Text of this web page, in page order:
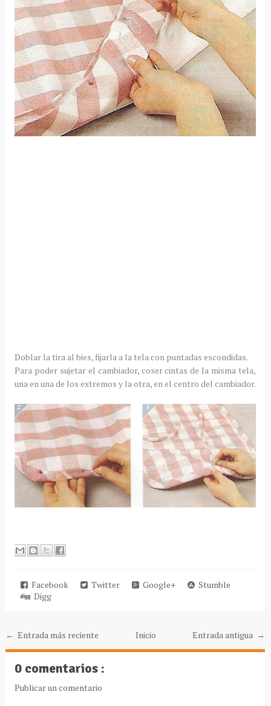
Doblar la tira al bies, fijarla a la tela con puntadas escondidas.
Para poder sujetar el cambiador, coser cintas de la misma tela,
una en una de los extremos y la otra, en el centro del cambiador.
Facebook Twitter Google+
Stumble
Digg
← Entrada más reciente Entrada antigua →
Inicio
0 comentarios :
Publicar un comentario